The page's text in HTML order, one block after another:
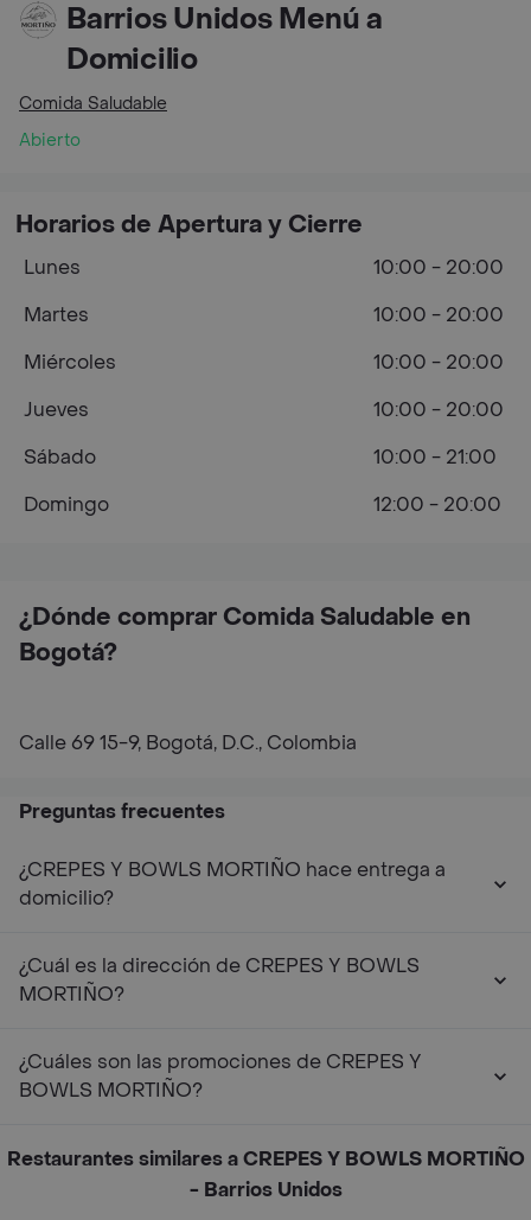
Barrios Unidos Menú a
Domicilio
Comida Saludable
Abierto
¿Dónde comprar Comida Saludable en
Bogotá?
Calle 69 15-9, Bogotá, D.C., Colombia
Horarios de Apertura y Cierre
Lunes
10:00 - 20:00
Martes
10:00 - 20:00
Miércoles
10:00 - 20:00
Jueves
10:00 - 20:00
Sábado
10:00 - 21:00
Domingo
12:00 - 20:00
Preguntas frecuentes
¿CREPES Y BOWLS MORTIÑO hace entrega a
domicilio?
¿Cuál es la dirección de CREPES Y BOWLS
MORTIÑO?
¿Cuáles son las promociones de CREPES Y
BOWLS MORTIÑO?
Restaurantes similares a CREPES Y BOWLS MORTIÑO
- Barrios Unidos